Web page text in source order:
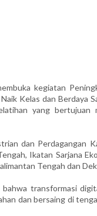
kegiatan
Kelas dan Berdaya
yang bertujuan
dan Perdagangan
Ikatan Sarjana
Tengah dan
transformasi
dan bersaing di